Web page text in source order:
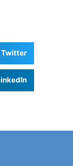
Twitter